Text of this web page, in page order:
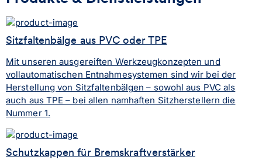
Sitzfaltenbälge aus PVC oder TPE
Mit unseren ausgereiften Werkzeugkonzepten und
vollautomatischen Entnahmesystemen sind wir bei der
Herstellung von Sitzfaltenbälgen – sowohl aus PVC als
auch aus TPE – bei allen namhaften Sitzherstellern die
Nummer 1.
Schutzkappen für Bremskraftverstärker